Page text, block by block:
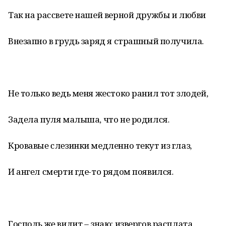
Так на рассвете нашей верной дружбы и любви
Внезапно в грудь заряд я страшный получила.
Не только ведь меня жестоко ранил тот злодей,
Задела пуля малыша, что не родился.
Кровавые слезинки медленно текут из глаз,
И ангел смерти где-то рядом появился.